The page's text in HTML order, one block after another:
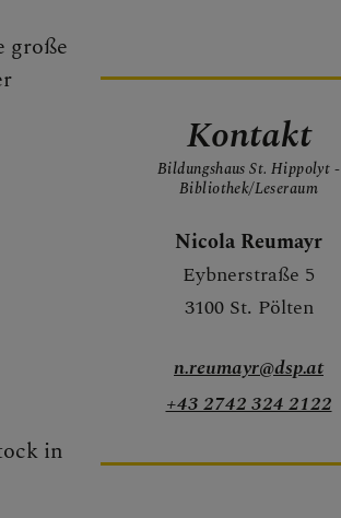
große
in
Kontakt
Bildungshaus St. Hippolyt -
Bibliothek/Leseraum
Nicola Reumayr
Eybnerstraße 5
3100 St. Pölten
n.reumayr@dsp.at
+43 2742 324 2122